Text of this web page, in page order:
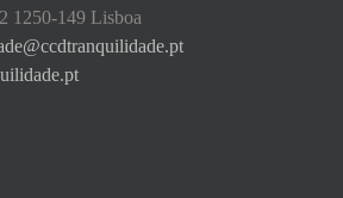
1250-149 Lisboa